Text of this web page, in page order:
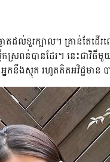
លាត​ដល់​ខួរ​ក្បាល។ ​គ្រាន់​តែ​ដើ
ស្រពន់​បាន​ដែរ។ ​នេះ​ជា​វិធី​
នក​នឹង​ស្មុគ រហូត​គិត​អវិជ្ជមាន​